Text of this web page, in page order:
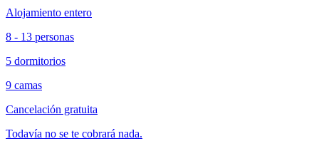
Alojamiento entero
8 - 13 personas
5 dormitorios
9 camas
Cancelación gratuita
Todavía no se te cobrará nada.